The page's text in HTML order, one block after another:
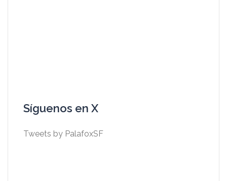
Síguenos en X
Tweets by PalafoxSF